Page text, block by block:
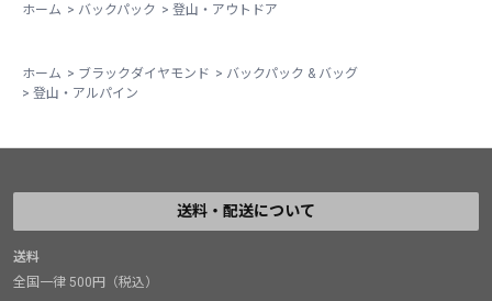
ホーム > バックパック > 登山・アウトドア
ホーム > ブラックダイヤモンド > バックパック & バッグ
> 登山・アルパイン
送料・配送について
送料
全国一律 500円（税込）